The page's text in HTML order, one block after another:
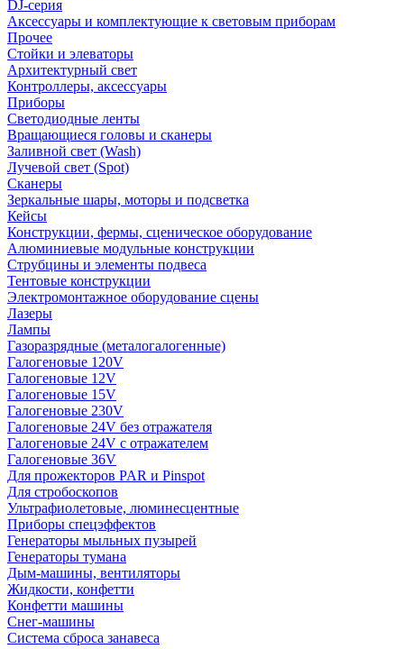
DJ-серия
Аксессуары и комплектующие к световым приборам
Прочее
Стойки и элеваторы
Архитектурный свет
Контроллеры, аксессуары
Приборы
Светодиодные ленты
Вращающиеся головы и сканеры
Заливной свет (Wash)
Лучевой свет (Spot)
Сканеры
Зеркальные шары, моторы и подсветка
Кейсы
Конструкции, фермы, сценическое оборудование
Алюминиевые модульные конструкции
Струбцины и элементы подвеса
Тентовые конструкции
Электромонтажное оборудование сцены
Лазеры
Лампы
Газоразрядные (металогалогенные)
Галогеновые 120V
Галогеновые 12V
Галогеновые 15V
Галогеновые 230V
Галогеновые 24V без отражателя
Галогеновые 24V с отражателем
Галогеновые 36V
Для прожекторов PAR и Pinspot
Для стробоскопов
Ультрафиолетовые, люминесцентные
Приборы спецэффектов
Генераторы мыльных пузырей
Генераторы тумана
Дым-машины, вентиляторы
Жидкости, конфетти
Конфетти машины
Снег-машины
Система сброса занавеса